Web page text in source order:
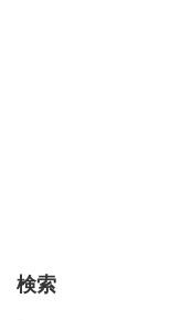
検索